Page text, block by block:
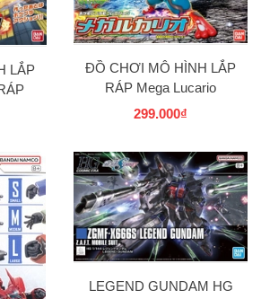
LẮP
ĐỒ CHƠI MÔ HÌNH LẮP
RÁP Mega Lucario
POKEPLA COLLECTION
299.000₫
LEGEND GUNDAM HG